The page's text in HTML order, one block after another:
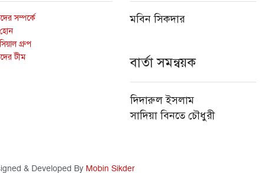
সম্পর্কে
গ্রুপ
টীম
মবিন সিকদার
বার্তা সমন্বয়ক
দিদারুল ইসলাম
সাদিয়া বিনতে চৌধুরী
& Developed By Mobin Sikder